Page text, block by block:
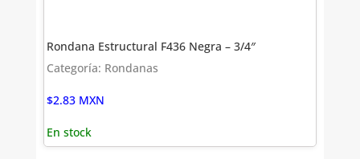
Rondana Estructural F436 Negra – 3/4″
Categoría: Rondanas
$2.83 MXN
En stock